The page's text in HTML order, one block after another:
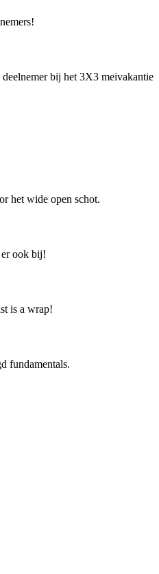
bij het 3X3 meivakantie
het wide open schot.
ook bij!
is a wrap!
fundamentals.